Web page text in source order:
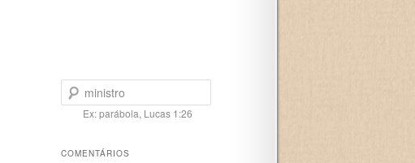
Pesquisar
Ex: parábola, Lucas 1:26
COMENTÁRIOS